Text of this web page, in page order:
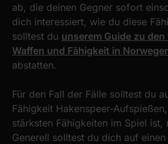
ab, die deinen Gegner sofort
dich interessiert, wie du diese
solltest du unserem Guide zu
Waffen und Fähigkeit in
abstatten.
Für den Fall der Fälle solltest du
Fähigkeit Hakenspeer-
stärksten Fähigkeiten im Spiel ist,
Generell solltest du dich auf